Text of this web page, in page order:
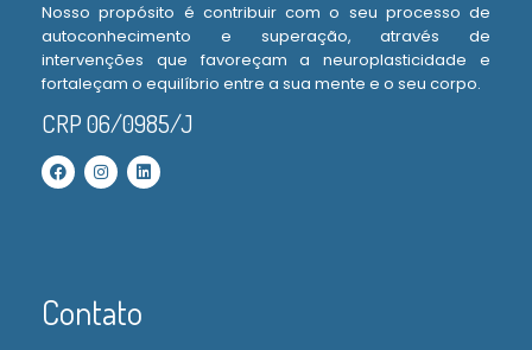
Nosso propósito é contribuir com o seu processo de
autoconhecimento e superação, através de
intervenções que favoreçam a neuroplasticidade e
fortaleçam o equilíbrio entre a sua mente e o seu corpo.
CRP 06/0985/J
Contato